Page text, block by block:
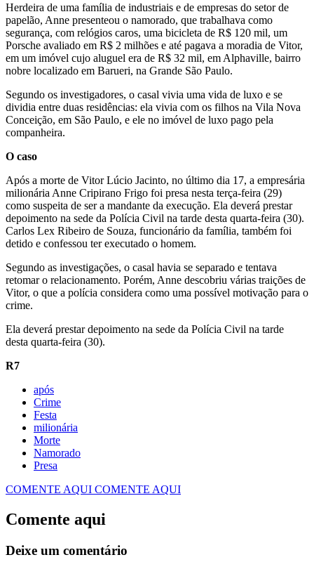
Herdeira de uma família de industriais e de empresas do setor de
papelão, Anne presenteou o namorado, que trabalhava como
segurança, com relógios caros, uma bicicleta de R$ 120 mil, um
Porsche avaliado em R$ 2 milhões e até pagava a moradia de Vitor,
em um imóvel cujo aluguel era de R$ 32 mil, em Alphaville, bairro
nobre localizado em Barueri, na Grande São Paulo.
Segundo os investigadores, o casal vivia uma vida de luxo e se
dividia entre duas residências: ela vivia com os filhos na Vila Nova
Conceição, em São Paulo, e ele no imóvel de luxo pago pela
companheira.
O caso
Após a morte de Vitor Lúcio Jacinto, no último dia 17, a empresária
milionária Anne Cripirano Frigo foi presa nesta terça-feira (29)
como suspeita de ser a mandante da execução. Ela deverá prestar
depoimento na sede da Polícia Civil na tarde desta quarta-feira (30).
Carlos Lex Ribeiro de Souza, funcionário da família, também foi
detido e confessou ter executado o homem.
Segundo as investigações, o casal havia se separado e tentava
retomar o relacionamento. Porém, Anne descobriu várias traições de
Vitor, o que a polícia considera como uma possível motivação para o
crime.
Ela deverá prestar depoimento na sede da Polícia Civil na tarde
desta quarta-feira (30).
R7
após
Crime
Festa
milionária
Morte
Namorado
Presa
COMENTE AQUI COMENTE AQUI
Comente aqui
Deixe um comentário